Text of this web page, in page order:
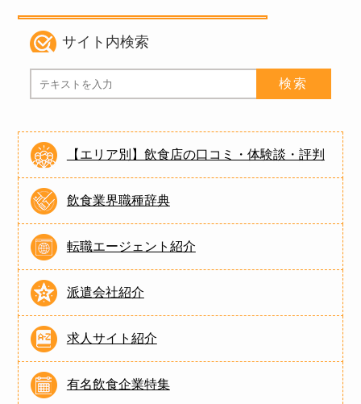
サイト内検索
【エリア別】飲食店の口コミ・体験談・評判
飲食業界職種辞典
転職エージェント紹介
派遣会社紹介
求人サイト紹介
有名飲食企業特集